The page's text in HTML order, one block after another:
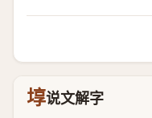
埻说文解字